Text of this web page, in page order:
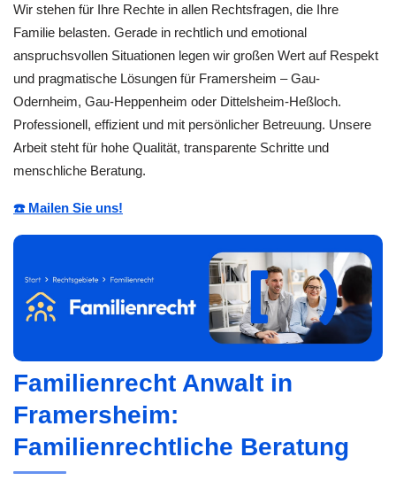
Wir stehen für Ihre Rechte in allen Rechtsfragen, die Ihre
Familie belasten. Gerade in rechtlich und emotional
anspruchsvollen Situationen legen wir großen Wert auf Respekt
und pragmatische Lösungen für Framersheim – Gau-
Odernheim, Gau-Heppenheim oder Dittelsheim-Heßloch.
Professionell, effizient und mit persönlicher Betreuung. Unsere
Arbeit steht für hohe Qualität, transparente Schritte und
menschliche Beratung.
☎️ Mailen Sie uns!
Familienrecht Anwalt in
Framersheim:
Familienrechtliche Beratung